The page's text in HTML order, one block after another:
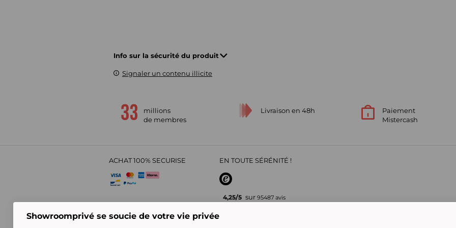
Info sur la sécurité du produit
Signaler un contenu illicite
millions
de membres
Livraison en 48h
Paiement
Mistercash
ACHAT 100% SECURISE EN TOUTE SÉRÉNITÉ !
4,25/5 sur95487 avis
Showroomprivé se soucie de votre vie privée